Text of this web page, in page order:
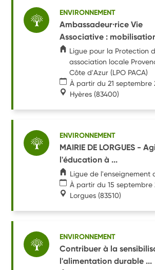
ENVIRONNEMENT
Ambassadeur·rice Vie
Associative :
Ligue pour la Protection
association locale
Côte d'Azur (LPO PACA)
À partir du 21 septembre
Hyères (83400)
ENVIRONNEMENT
MAIRIE DE LORGUES -
l'éducation à ...
Ligue de l'enseignement
À partir du 15 septembre
Lorgues (83510)
ENVIRONNEMENT
Contribuer à la
l'alimentation durable ...